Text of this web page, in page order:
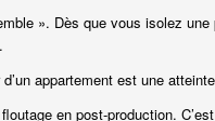
». Dès que vous isolez
appartement est une
en post-production.